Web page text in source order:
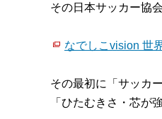
その日本サッカー協
なでしこvision 世
その最初に「サッカ
「ひたむきさ・芯が